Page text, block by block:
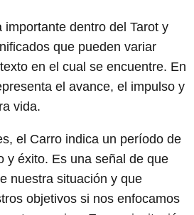
importante dentro del Tarot y
que pueden variar
en el cual se encuentre. En
el avance, el impulso y
vida.
el Carro indica un período de
y éxito. Es una señal de que
nuestra situación y que
objetivos si nos enfocamos